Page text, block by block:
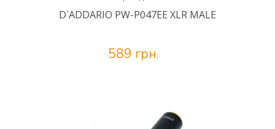
D`ADDARIO PW-P047EE XLR MALE
589 грн.